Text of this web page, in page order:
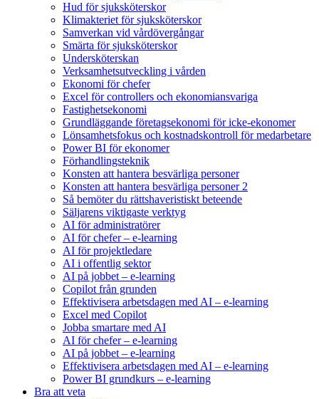
Hud för sjuksköterskor
Klimakteriet för sjuksköterskor
Samverkan vid vårdövergångar
Smärta för sjuksköterskor
Undersköterskan
Verksamhetsutveckling i vården
Ekonomi för chefer
Excel för controllers och ekonomiansvariga
Fastighetsekonomi
Grundläggande företagsekonomi för icke-ekonomer
Lönsamhetsfokus och kostnadskontroll för medarbetare
Power BI för ekonomer
Förhandlingsteknik
Konsten att hantera besvärliga personer
Konsten att hantera besvärliga personer 2
Så bemöter du rättshaveristiskt beteende
Säljarens viktigaste verktyg
AI för administratörer
AI för chefer – e-learning
AI för projektledare
AI i offentlig sektor
AI på jobbet – e-learning
Copilot från grunden
Effektivisera arbetsdagen med AI – e-learning
Excel med Copilot
Jobba smartare med AI
AI för chefer – e-learning
AI på jobbet – e-learning
Effektivisera arbetsdagen med AI – e-learning
Power BI grundkurs – e-learning
Bra att veta